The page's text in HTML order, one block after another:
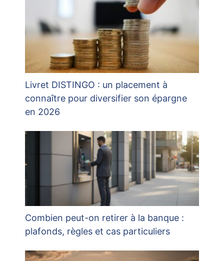
Livret DISTINGO : un placement à
connaître pour diversifier son épargne
en 2026
Combien peut-on retirer à la banque :
plafonds, règles et cas particuliers